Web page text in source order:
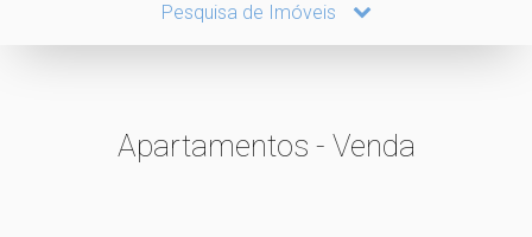
Pesquisa de Imóveis
Apartamentos - Venda